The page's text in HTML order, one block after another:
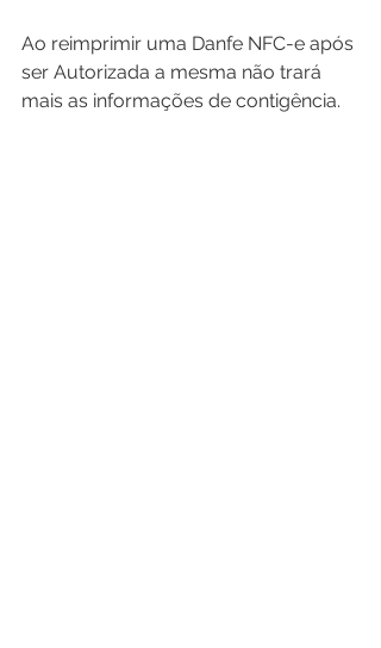
Ao reimprimir uma Danfe NFC-e após
ser Autorizada a mesma não trará
mais as informações de contigência.